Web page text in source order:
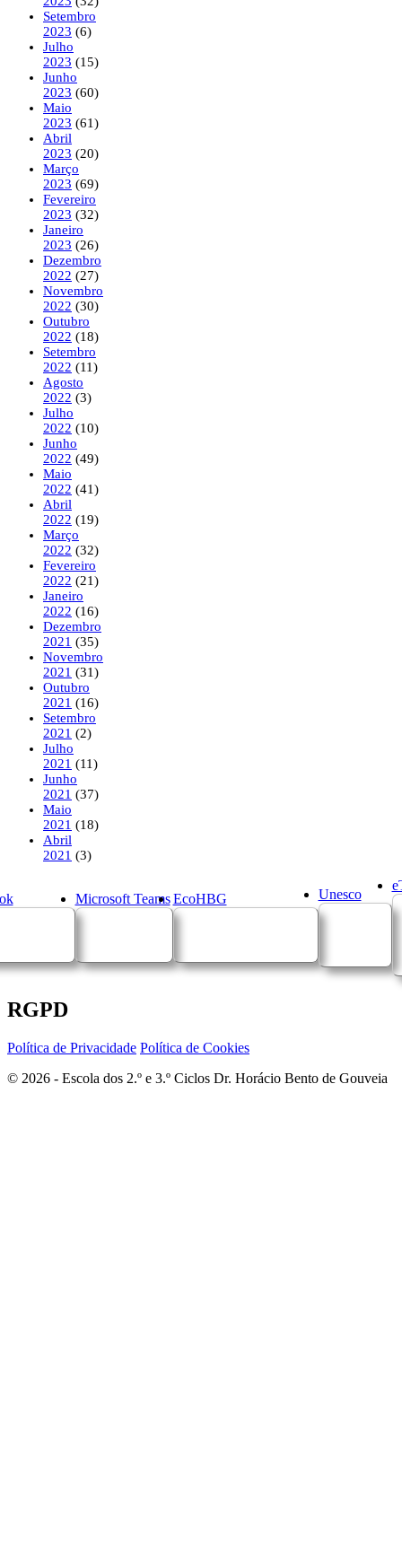
Setembro
2023 (6)
Julho
2023 (15)
Junho
2023 (60)
Maio
2023 (61)
Abril
2023 (20)
Março
2023 (69)
Fevereiro
2023 (32)
Janeiro
2023 (26)
Dezembro
2022 (27)
Novembro
2022 (30)
Outubro
2022 (18)
Setembro
2022 (11)
Agosto
2022 (3)
Julho
2022 (10)
Junho
2022 (49)
Maio
2022 (41)
Abril
2022 (19)
Março
2022 (32)
Fevereiro
2022 (21)
Janeiro
2022 (16)
Dezembro
2021 (35)
Novembro
2021 (31)
Outubro
2021 (16)
Setembro
2021 (2)
Julho
2021 (11)
Junho
2021 (37)
Maio
2021 (18)
Abril
2021 (3)
Microsoft Teams EcoHBG Unesco
RGPD
Política de Privacidade Política de Cookies
© 2026 - Escola dos 2.º e 3.º Ciclos Dr. Horácio Bento de Gouveia